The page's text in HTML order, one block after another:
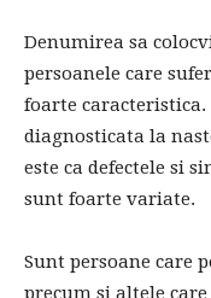
Denumirea sa
persoanele care
foarte caracteristica.
diagnosticata la
este ca defectele si
sunt foarte variate.
Sunt persoane care